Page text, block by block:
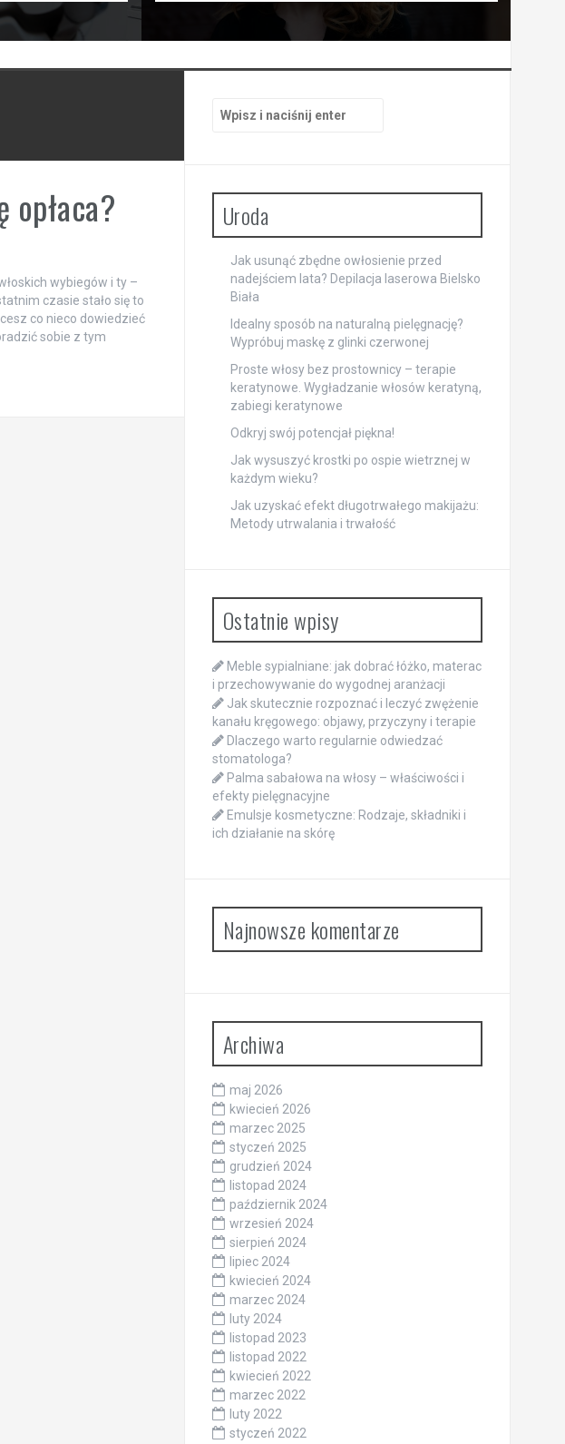
opłaca?
wybiegów i ty –
czasie stało się to
co nieco dowiedzieć
sobie z tym
Szukaj:
Uroda
Jak usunąć zbędne owłosienie przed
nadejściem lata? Depilacja laserowa Bielsko
Biała
Idealny sposób na naturalną pielęgnację?
Wypróbuj maskę z glinki czerwonej
Proste włosy bez prostownicy – terapie
keratynowe. Wygładzanie włosów keratyną,
zabiegi keratynowe
Odkryj swój potencjał piękna!
Jak wysuszyć krostki po ospie wietrznej w
każdym wieku?
Jak uzyskać efekt długotrwałego makijażu:
Metody utrwalania i trwałość
Ostatnie wpisy
Meble sypialniane: jak dobrać łóżko, materac
i przechowywanie do wygodnej aranżacji
Jak skutecznie rozpoznać i leczyć zwężenie
kanału kręgowego: objawy, przyczyny i terapie
Dlaczego warto regularnie odwiedzać
stomatologa?
Palma sabałowa na włosy – właściwości i
efekty pielęgnacyjne
Emulsje kosmetyczne: Rodzaje, składniki i
ich działanie na skórę
Najnowsze komentarze
Archiwa
maj 2026
kwiecień 2026
marzec 2025
styczeń 2025
grudzień 2024
listopad 2024
październik 2024
wrzesień 2024
sierpień 2024
lipiec 2024
kwiecień 2024
marzec 2024
luty 2024
listopad 2023
listopad 2022
kwiecień 2022
marzec 2022
luty 2022
styczeń 2022